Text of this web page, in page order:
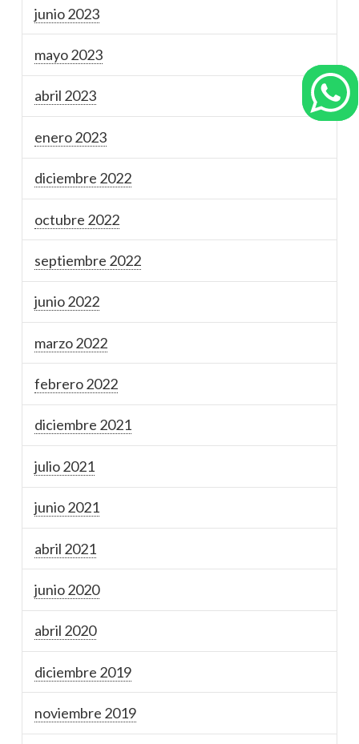
junio 2023
mayo 2023
abril 2023
enero 2023
diciembre 2022
octubre 2022
septiembre 2022
junio 2022
marzo 2022
febrero 2022
diciembre 2021
julio 2021
junio 2021
abril 2021
junio 2020
abril 2020
diciembre 2019
noviembre 2019